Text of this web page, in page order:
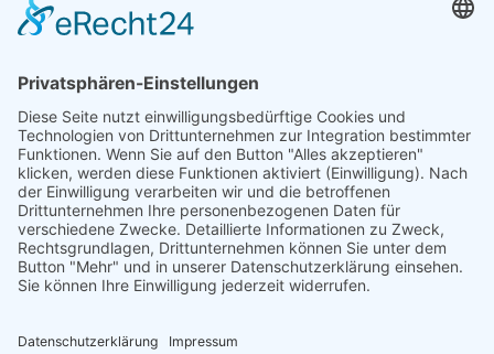
Nutzen Sie die Reichweite von über
50.000 Haushalten für Ihren Erfolg. Wir
beraten Sie gerne und erstellen ihnen ein
individuelles Angebot.
SCHREIBEN SIE UNS
© 2026medienzentrum-stade.de